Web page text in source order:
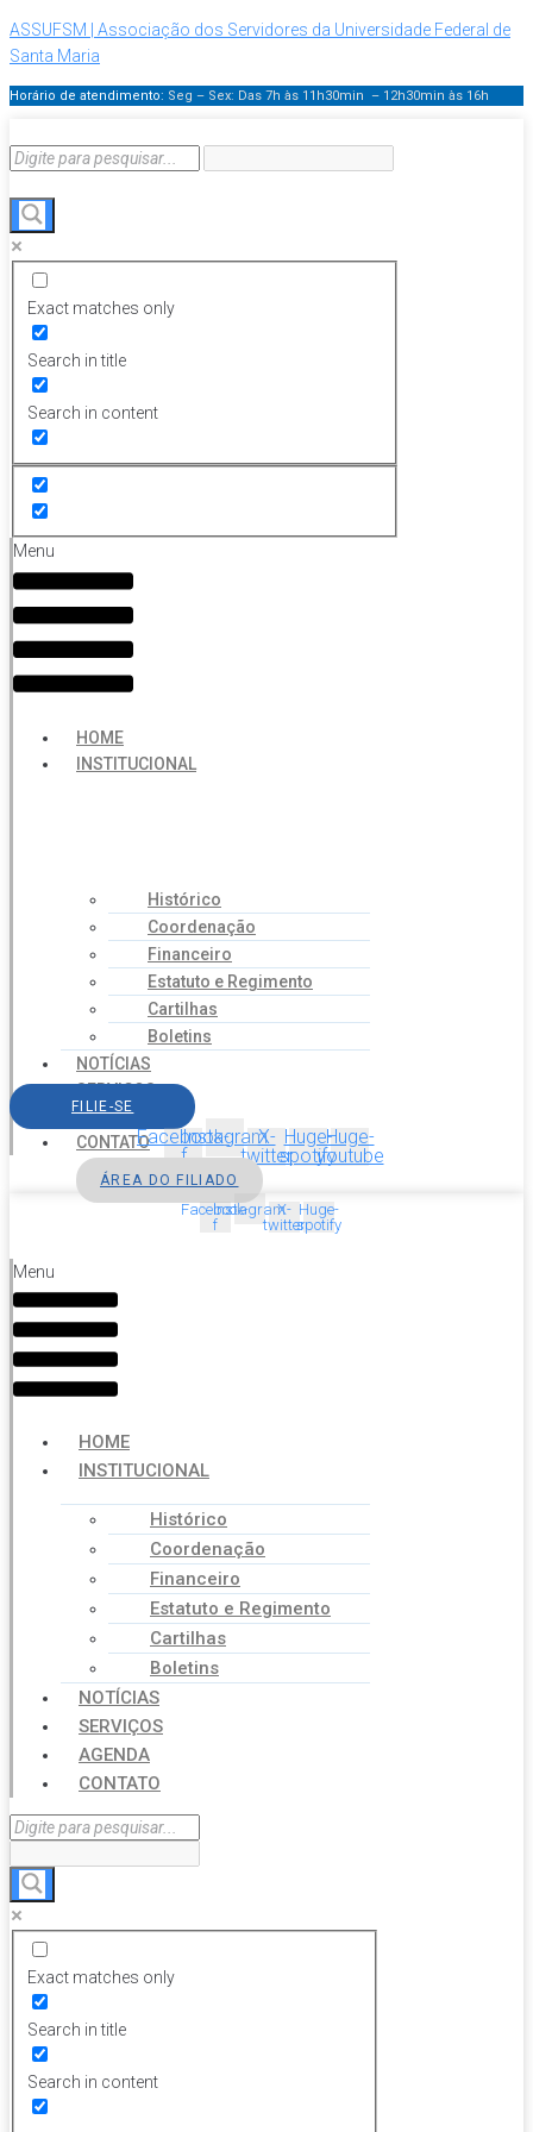
ASSUFSM | Associação dos Servidores da Universidade Federal de
Santa Maria
Horário de atendimento: Seg – Sex: Das 7h às 11h30min – 12h30min às 16h
Exact matches only
Search in title
Search in content
Menu
HOME
INSTITUCIONAL
Histórico
Coordenação
Financeiro
Estatuto e Regimento
Cartilhas
Boletins
NOTÍCIAS
SERVIÇOS
AGENDA
CONTATO
FILIE-SE
Facebook-
f
InstagramX-
twitter
Huge-
spotify
Huge-
youtube
ÁREA DO FILIADO
Facebook-
f
InstagramX-
twitter
Huge-
spotify
Menu
HOME
INSTITUCIONAL
Histórico
Coordenação
Financeiro
Estatuto e Regimento
Cartilhas
Boletins
NOTÍCIAS
SERVIÇOS
AGENDA
CONTATO
Exact matches only
Search in title
Search in content